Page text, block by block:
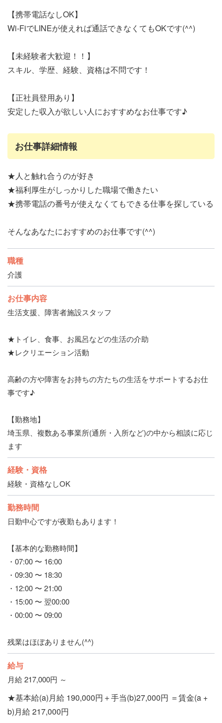
【携帯電話なしOK】
Wi-FiでLINEが使えれば通話できなくてもOKです(^^)
【未経験者大歓迎！！】
スキル、学歴、経験、資格は不問です！
【正社員登用あり】
安定した収入が欲しい人におすすめなお仕事です♪
お仕事詳細情報
★人と触れ合うのが好き
★福利厚生がしっかりした職場で働きたい
★携帯電話の番号が使えなくてもできる仕事を探している
そんなあなたにおすすめのお仕事です(^^)
職種
介護
お仕事内容
生活支援、障害者施設スタッフ
★トイレ、食事、お風呂などの生活の介助
★レクリエーション活動
高齢の方や障害をお持ちの方たちの生活をサポートするお仕
事です♪
【勤務地】
埼玉県、複数ある事業所(通所・入所など)の中から相談に応じ
ます
経験・資格
経験・資格なしOK
勤務時間
日勤中心ですが夜勤もあります！
【基本的な勤務時間】
・07:00 〜 16:00
・09:30 〜 18:30
・12:00 〜 21:00
・15:00 〜 翌00:00
・00:00 〜 09:00
残業はほぼありません(^^)
給与
月給 217,000円 ～
★基本給(a)月給 190,000円＋手当(b)27,000円 ＝賃金(a +
b)月給 217,000円